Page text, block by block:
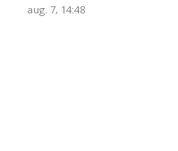
aug. 7, 14:48